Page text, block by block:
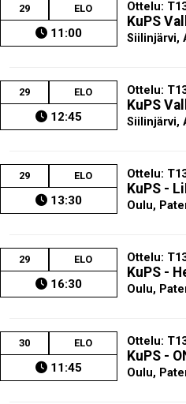
29 ELO
11:00
Ottelu:
KuPS
Siilinjärvi,
29 ELO
12:45
Ottelu:
KuPS
Siilinjärvi,
29 ELO
13:30
Ottelu:
KuPS -
Oulu,
29 ELO
16:30
Ottelu:
KuPS -
Oulu,
30 ELO
11:45
Ottelu:
KuPS -
Oulu,